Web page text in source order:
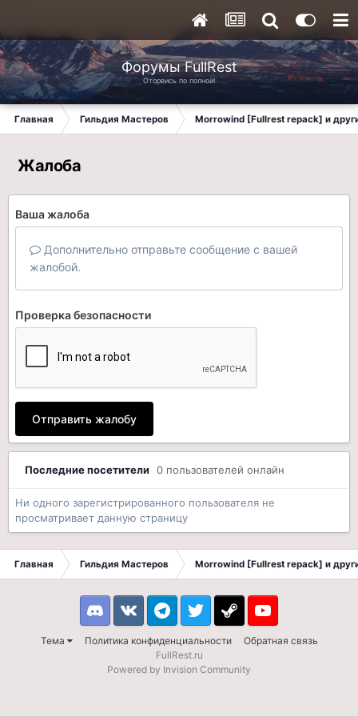
Форумы FullRest
Оторвись по полной!
Главная Гильдия Мастеров Morrowind [Fullrest repack] и
Жалоба
Ваша жалоба
Дополнительно отправьте сообщение с вашей
жалобой.
Проверка безопасности
Отправить жалобу
Последние посетители 0 пользователей онлайн
Ни одного зарегистрированного пользователя не
просматривает данную страницу
Главная Гильдия Мастеров Morrowind [Fullrest repack] и
Тема Политика конфиденциальности Обратная связь
DiscordVK TelegramTwitter Steam Youtube
FullRest.ru
Powered by Invision Community